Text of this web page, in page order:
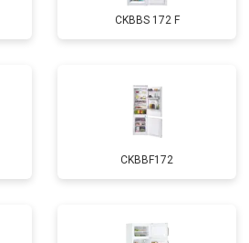
CKBBS 172 F
CKBBF172